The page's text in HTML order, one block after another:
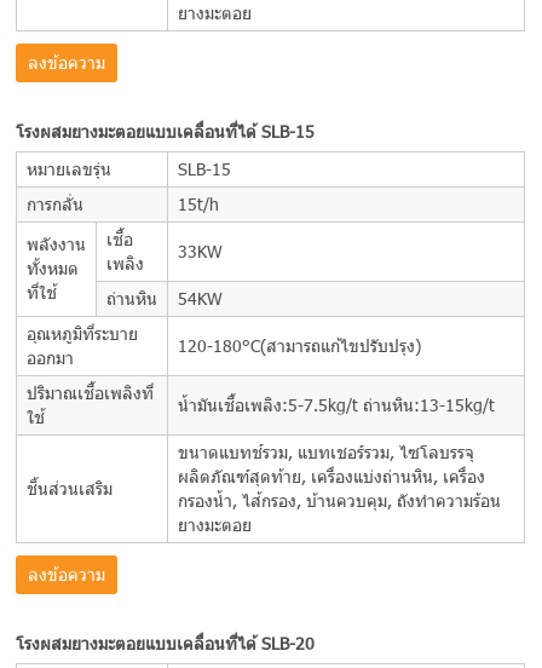
ยางมะตอย
ลงข้อความ
โรงผสมยางมะตอยแบบเคลื่อนที่ได้ SLB-15
หมายเลขรุ่น
SLB-15
การกลั่น
15t/h
พลังงาน
ทั้งหมด
ที่ใช้
เชื้อ
เพลิง
33KW
ถ่านหิน
54KW
อุณหภูมิที่ระบาย
ออกมา
120-180°C(สามารถแก้ไขปรับปรุง)
ปริมาณเชื้อเพลิงที่
ใช้
น้ำมันเชื้อเพลิง:5-7.5kg/t ถ่านหิน:13-15kg/t
ชิ้นส่วนเสริม
ขนาดแบทช์รวม, แบทเชอร์รวม, ไซโลบรรจุ
ผลิตภัณฑ์สุดท้าย, เครื่องแบ่งถ่านหิน, เครื่อง
กรองน้ำ, ไส้กรอง, บ้านควบคุม, ถังทำความร้อน
ยางมะตอย
ลงข้อความ
โรงผสมยางมะตอยแบบเคลื่อนที่ได้ SLB-20